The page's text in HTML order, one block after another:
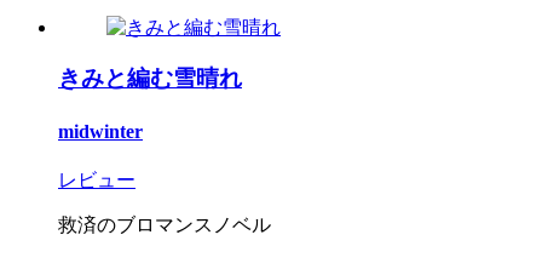
きみと編む雪晴れ
midwinter
レビュー
救済のブロマンスノベル